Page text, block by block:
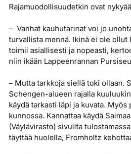
Rajamuodollisuudetkin ovat
– Vanhat kauhutarinat voi jo
turvallista mennä. Ikinä ei ole ollut
toimii asiallisesti ja nopeasti,
niin ikään Lappeenrannan
– Mutta tarkkoja siellä toki ollaan.
Schengen-alueen rajalla
käydä tarkasti läpi ja kuvata. Myös
kunnossa. Kannattaa käydä
(Väylävirasto) sivuilta
täyttää huolella, Fromholtz